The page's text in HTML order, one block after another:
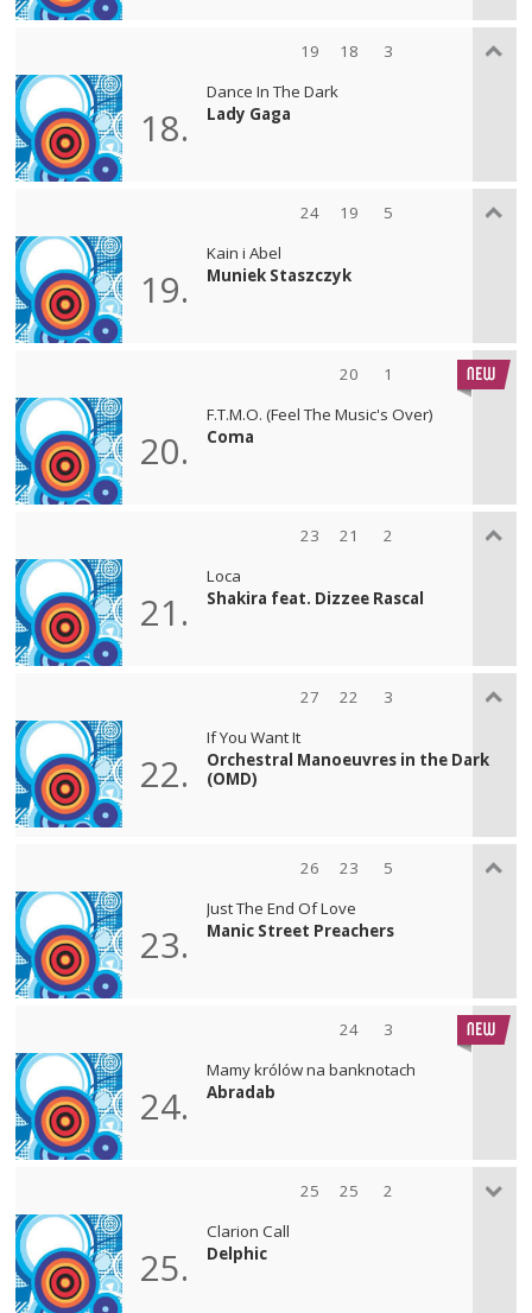
19 18 3
18.
Dance In The Dark
Lady Gaga
24 19 5
19.
Kain i Abel
Muniek Staszczyk
20 1
20.
F.T.M.O. (Feel The Music's Over)
Coma
23 21 2
21.
Loca
Shakira feat. Dizzee Rascal
27 22 3
22.
If You Want It
Orchestral Manoeuvres in the Dark
(OMD)
26 23 5
23.
Just The End Of Love
Manic Street Preachers
24 3
24.
Mamy królów na banknotach
Abradab
25 25 2
25.
Clarion Call
Delphic